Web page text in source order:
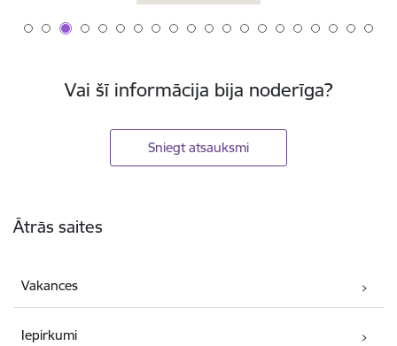
Vai šī informācija bija noderīga?
Sniegt atsauksmi
Ātrās saites
Vakances
Iepirkumi